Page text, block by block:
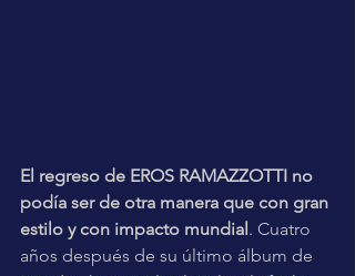
El regreso de EROS RAMAZZOTTI no
podía ser de otra manera que con gran
estilo y con impacto mundial. Cuatro
años después de su último álbum de